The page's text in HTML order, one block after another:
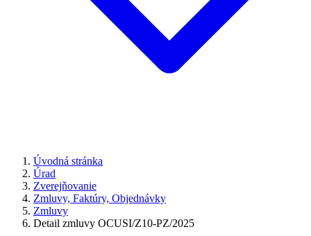
Úvodná stránka
Úrad
Zverejňovanie
Zmluvy, Faktúry, Objednávky
Zmluvy
Detail zmluvy OCUSI/Z10-PZ/2025